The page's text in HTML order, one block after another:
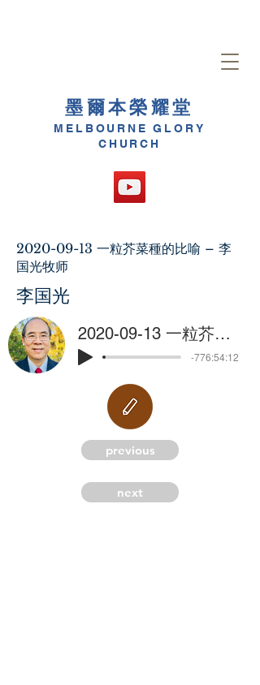
墨爾本榮耀堂
MELBOURNE GLORY
CHURCH
M
G
2020-09-13 一粒芥菜種的比喻 – 李
国光牧师
李国光
2020-09-13 一粒芥菜種的比喻 – 李国光牧师
-776:54:12
previous
next